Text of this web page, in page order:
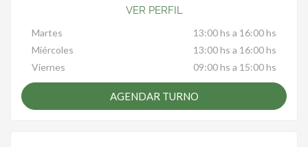
VER PERFIL
Martes
13:00 hs a 16:00 hs
Miércoles
13:00 hs a 16:00 hs
Viernes
09:00 hs a 15:00 hs
AGENDAR TURNO